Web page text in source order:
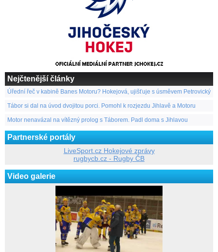
Nejčtenější články
Úřední řeč v kabině Banes Motoru? Hokejová, ujišťuje s úsměvem Petrovický
Tábor si dal na úvod dvojitou porci. Pomohl k rozjezdu Jihlavě a Motoru
Motor nenavázal na vítězný prolog s Táborem. Padl doma s Jihlavou
Partnerské portály
LiveSport.cz Hokejové zprávy
rugbycb.cz - Rugby ČB
Video galerie